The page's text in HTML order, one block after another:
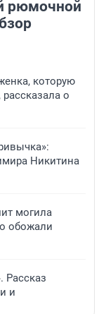
рюмочной
которую
о
Никитина
могила
обожали
Рассказ
и